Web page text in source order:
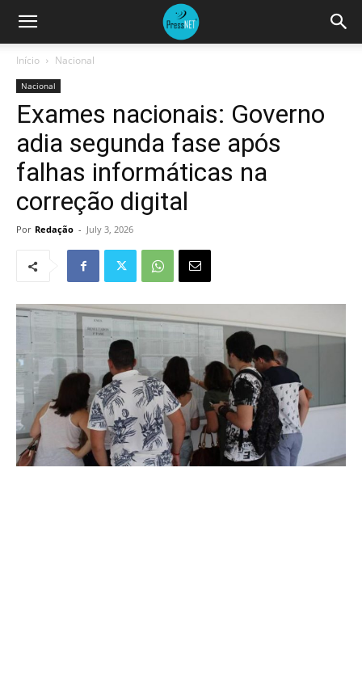
Início Nacional
Nacional
Exames nacionais: Governo
adia segunda fase após
falhas informáticas na
correção digital
Por Redação - July 3, 2026